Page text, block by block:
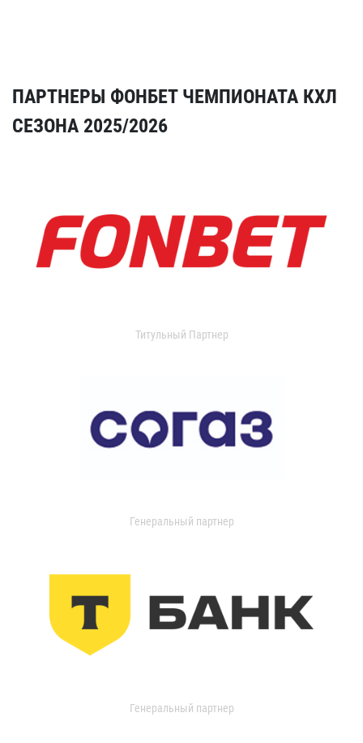
ПАРТНЕРЫ ФОНБЕТ ЧЕМПИОНАТА КХЛ
СЕЗОНА 2025/2026
Титульный Партнер
Генеральный партнер
Генеральный партнер